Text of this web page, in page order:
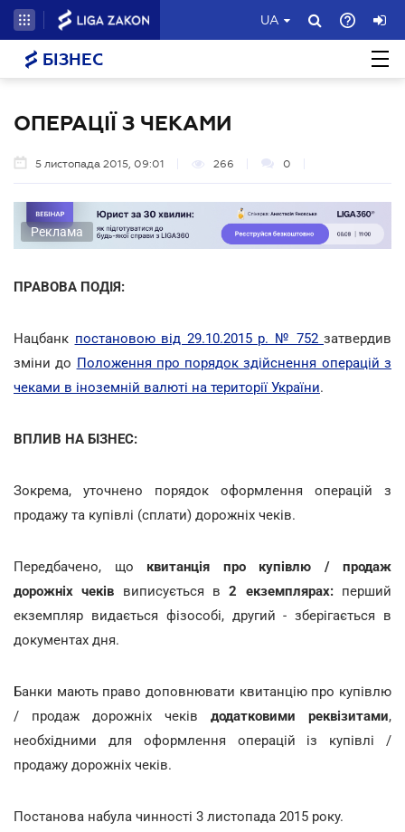
UA
БІЗНЕС
ОПЕРАЦІЇ З ЧЕКАМИ
5 листопада 2015, 09:01 266 0
Реклама
ПРАВОВА ПОДІЯ:
Нацбанк постановою від 29.10.2015 р. № 752 затвердив
зміни до Положення про порядок здійснення операцій з
чеками в іноземній валюті на території України.
ВПЛИВ НА БІЗНЕС:
Зокрема, уточнено порядок оформлення операцій з
продажу та купівлі (сплати) дорожніх чеків.
Передбачено, що квитанція про купівлю / продаж
дорожніх чеків виписується в2 екземплярах:перший
екземпляр видається фізособі, другий - зберігається в
документах дня.
Банки мають право доповнювати квитанцію про купівлю
/ продаж дорожніх чеків додатковими реквізитами,
необхідними для оформлення операцій із купівлі /
продажу дорожніх чеків.
Постанова набула чинності 3 листопада 2015 року.